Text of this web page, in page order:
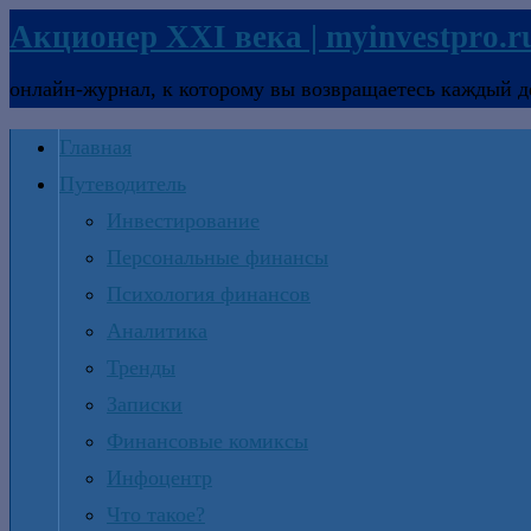
Акционер XXI века |
онлайн-журнал, к которому вы возвращаетесь каждый
Главная
Путеводитель
Инвестирование
Персональные финансы
Психология финансов
Аналитика
Тренды
Записки
Финансовые комиксы
Инфоцентр
Что такое?